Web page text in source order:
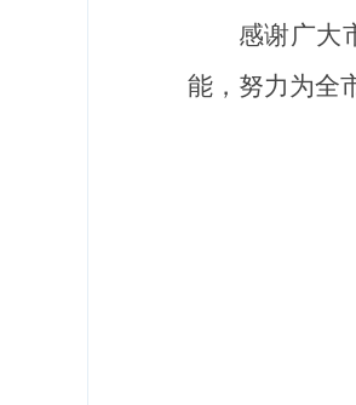
感谢广大
能，努力为全